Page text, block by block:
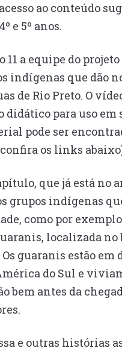
ao conteúdo
e 5º anos.
11 a equipe do
indígenas que dão
de Rio Preto. O
didático para uso em
pode ser
os links
que já está no
grupos indígenas
como por
localizada no
guaranis estão em
do Sul e
bem antes da
e outras histórias